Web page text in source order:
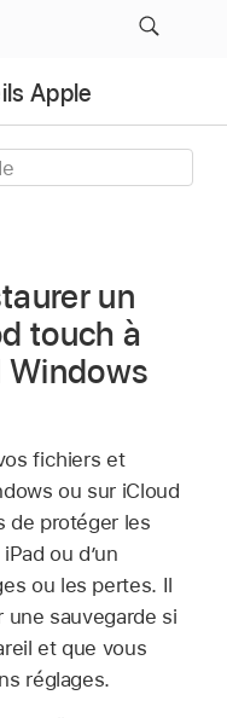
Apple
un
touch à
Windows
fichiers et
ou sur iCloud
de protéger les
ou d’un
ou les pertes. Il
une sauvegarde si
et que vous
réglages.